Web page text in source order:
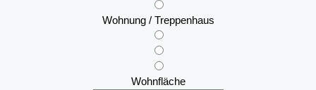
Wohnung / Treppenhaus
Wohnfläche